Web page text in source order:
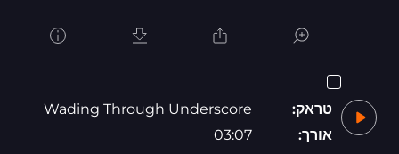
טראק:
Wading Through Underscore
אורך:
03:07